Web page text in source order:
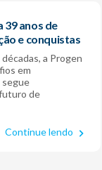
39 anos de
e conquistas
a Progen
em
de
Continue lendo